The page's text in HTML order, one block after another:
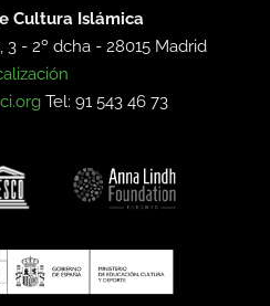
Cultura Islámica
3 - 2º dcha -28015 Madrid
Tel: 91 543 46 73